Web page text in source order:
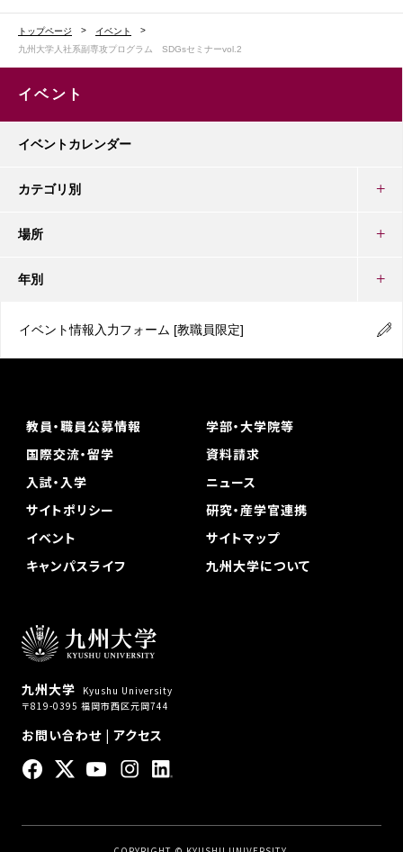
トップページ
イベント
九州大学人社系副専攻プログラム SDGsセミナーvol.2
イベント
イベントカレンダー
カテゴリ別
場所
年別
イベント情報入力フォーム [教職員限定]
九州大学
Kyushu University
〒819-0395 福岡市西区元岡744
お問い合わせ| アクセス
教員・職員公募情報
学部・大学院等
国際交流・留学
資料請求
入試・入学
ニュース
サイトポリシー
研究・産学官連携
イベント
サイトマップ
キャンパスライフ
九州大学について